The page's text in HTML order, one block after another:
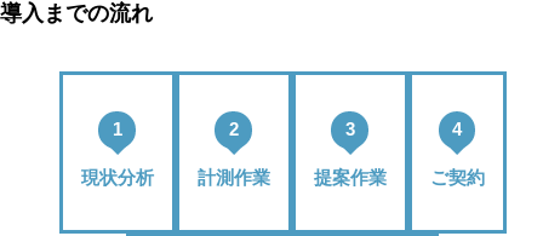
導入までの流れ
1
現状分析
2
計測作業
3
提案作業
4
ご契約